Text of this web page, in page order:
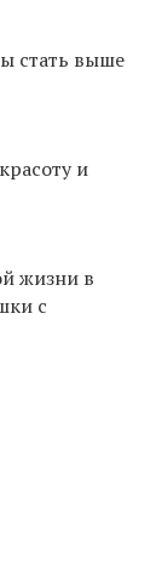
стать выше
и
жизни в
с